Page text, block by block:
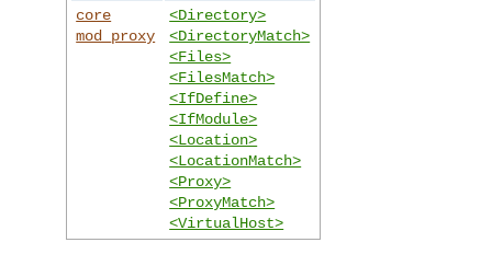
core
mod_proxy
<Directory>
<DirectoryMatch>
<Files>
<FilesMatch>
<IfDefine>
<IfModule>
<Location>
<LocationMatch>
<Proxy>
<ProxyMatch>
<VirtualHost>